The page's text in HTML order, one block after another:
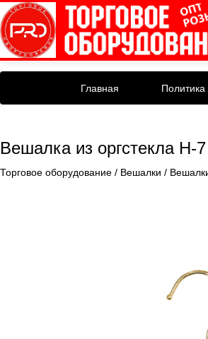
Главная
Вешалка из оргстекла H-7
Торговое оборудование / Вешалки /